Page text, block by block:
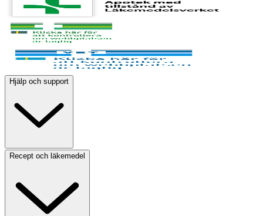
Hjälp och support
Recept och läkemedel